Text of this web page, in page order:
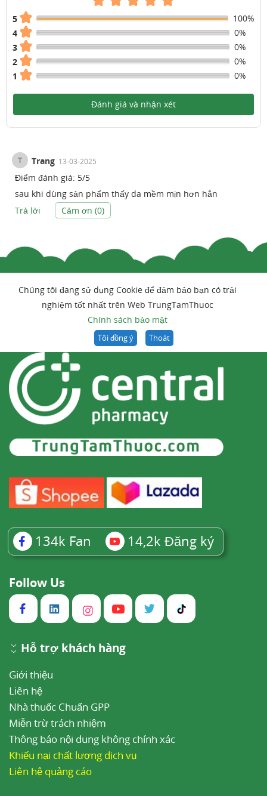
5
100%
4
0%
3
0%
2
0%
1
0%
Đánh giá và nhận xét
T Trang 13-03-2025
Điểm đánh giá: 5/5
sau khi dùng sản phẩm thấy da mềm mịn hơn hẳn
Trả lời
Cảm ơn (0)
Chúng tôi đang sử dụng Cookie để đảm bảo bạn có trải
nghiệm tốt nhất trên Web TrungTamThuoc
Chính sách bảo mật
Tôi đồng ý Thoát
134k Fan 14,2k Đăng ký
Follow Us
Hỗ trợ khách hàng
Giới thiệu
Liên hệ
Nhà thuốc Chuẩn GPP
Miễn trừ trách nhiệm
Thông báo nội dung không chính xác
Khiếu nại chất lượng dịch vụ
Liên hệ quảng cáo